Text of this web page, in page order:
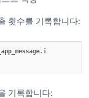
횟수를 기록합니다:
기록합니다: